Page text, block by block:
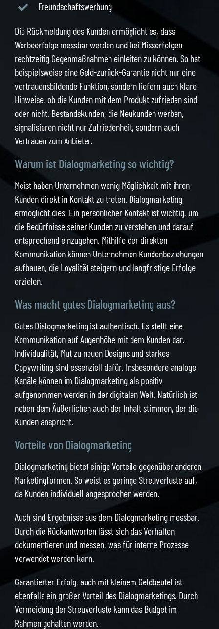
Freundschaftswerbung
Die Rückmeldung des Kunden ermöglicht es, dass
Werbeerfolge messbar werden und bei Misserfolgen
rechtzeitig Gegenmaßnahmen einleiten zu können. So hat
beispielsweise eine Geld-zurück-Garantie nicht nur eine
vertrauensbildende Funktion, sondern liefern auch klare
Hinweise, ob die Kunden mit dem Produkt zufrieden sind
oder nicht. Bestandskunden, die Neukunden werben,
signalisieren nicht nur Zufriedenheit, sondern auch
Vertrauen zum Anbieter.
Warum ist Dialogmarketing so wichtig?
Meist haben Unternehmen wenig Möglichkeit mit ihren
Kunden direkt in Kontakt zu treten. Dialogmarketing
ermöglicht dies. Ein persönlicher Kontakt ist wichtig, um
die Bedürfnisse seiner Kunden zu verstehen und darauf
entsprechend einzugehen. Mithilfe der direkten
Kommunikation können Unternehmen Kundenbeziehungen
aufbauen, die Loyalität steigern und langfristige Erfolge
erzielen.
Was macht gutes Dialogmarketing aus?
Gutes Dialogmarketing ist authentisch. Es stellt eine
Kommunikation auf Augenhöhe mit dem Kunden dar.
Individualität, Mut zu neuen Designs und starkes
Copywriting sind essenziell dafür. Insbesondere analoge
Kanäle können im Dialogmarketing als positiv
aufgenommen werden in der digitalen Welt. Natürlich ist
neben dem Äußerlichen auch der Inhalt stimmen, der die
Kunden anspricht.
Vorteile von Dialogmarketing
Dialogmarketing bietet einige Vorteile gegenüber anderen
Marketingformen. So weist es geringe Streuverluste auf,
da Kunden individuell angesprochen werden.
Auch sind Ergebnisse aus dem Dialogmarketing messbar.
Durch die Rückantworten lässt sich das Verhalten
dokumentieren und messen, was für interne Prozesse
verwendet werden kann.
Garantierter Erfolg, auch mit kleinem Geldbeutel ist
ebenfalls ein großer Vorteil des Dialogmarketings. Durch
Vermeidung der Streuverluste kann das Budget im
Rahmen gehalten werden.